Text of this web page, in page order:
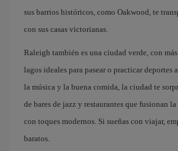
sus barrios históricos, como Oakwood, te
con sus casas victorianas.
Raleigh también es una ciudad verde, con
lagos ideales para pasear o practicar deportes
la música y la buena comida, la ciudad te
de bares de jazz y restaurantes que fusionan
con toques modernos. Si sueñas con viajar,
baratos.